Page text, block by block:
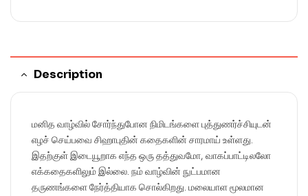
Description
மனித வாழ்வில் சோர்ந்துபோன நிமிடங்களை புத்துணர்ச்சியுடன்
எழச் செய்பவை சிஹாபுதின் கதைகளின் சாரமாய் உள்ளது.
இதற்குள் இடையூறாக எந்த ஒரு தத்துவமோ, வாகப்பாட்டிலலோ
எக்கதைகளிலும் இல்லை. நம் வாழ்வின் நுட்பமான
தருணங்களை நேர்த்தியாக சொல்கிறது. மலையாள மூலமான